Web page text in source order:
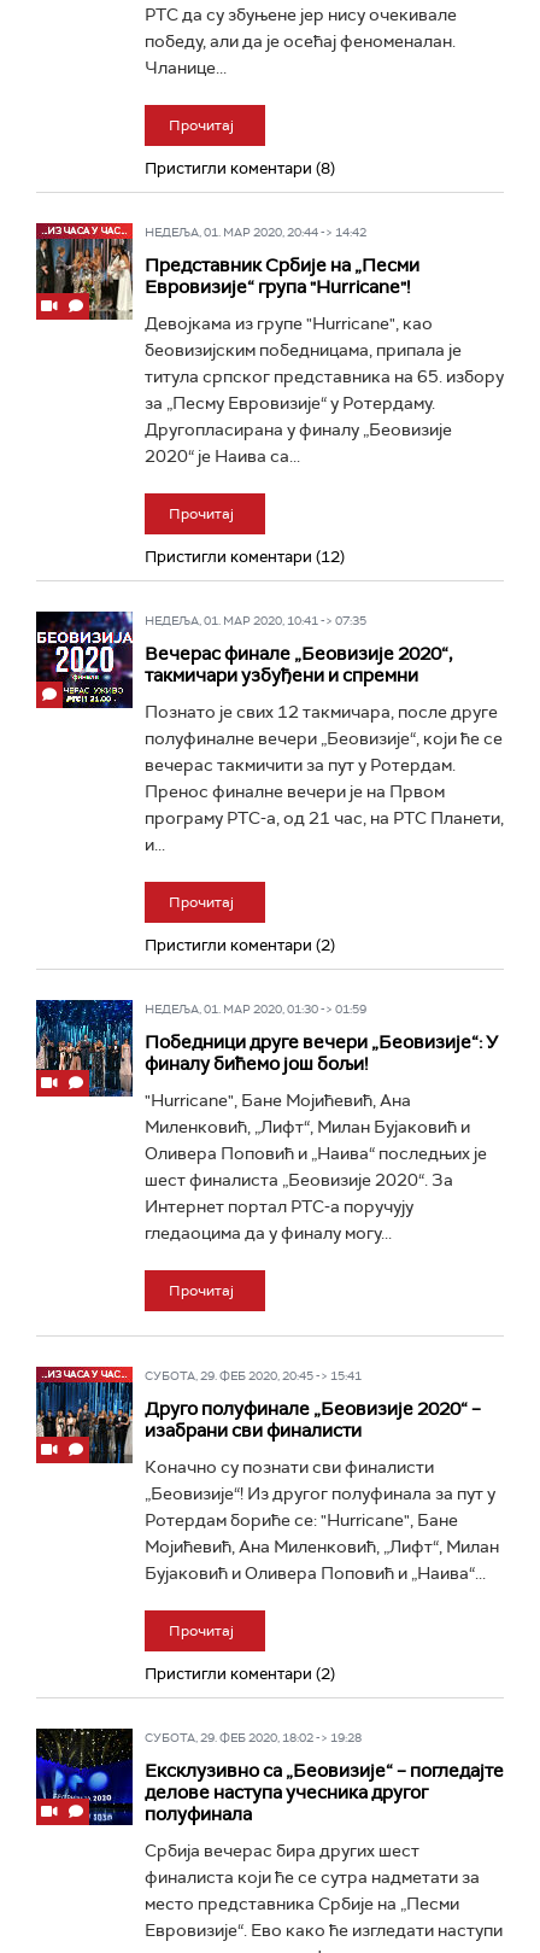
РТС да су збуњене јер нису очекивале
победу, али да је осећај феноменалан.
Чланице...
Прочитај
Пристигли коментари (8)
НЕДЕЉА, 01. МАР 2020, 20:44 -> 14:42
Представник Србије на „Песми
Евровизије“ група "Hurricane"!
Девојкама из групе "Hurricane", као
беовизијским победницама, припала је
титулa српског представника на 65. избору
за „Песму Евровизије“ у Ротердаму.
Другопласирана у финалу „Беовизије
2020“ је Наива са...
Прочитај
Пристигли коментари (12)
НЕДЕЉА, 01. МАР 2020, 10:41 -> 07:35
Вечерас финале „Беовизије 2020“,
такмичари узбуђени и спремни
Познато је свих 12 такмичара, после друге
полуфиналне вечери „Беовизије“, који ће се
вечерас такмичити за пут у Ротердам.
Пренос финалне вечери је на Првом
програму РТС-а, од 21 час, на РТС Планети,
и...
Прочитај
Пристигли коментари (2)
НЕДЕЉА, 01. МАР 2020, 01:30 -> 01:59
Победници друге вечери „Беовизије“: У
финалу бићемо још бољи!
"Hurricane", Бане Мојићевић, Ана
Миленковић, „Лифт“, Милан Бујаковић и
Оливера Поповић и „Наива“ последњих је
шест финалиста „Беовизије 2020“. За
Интернет портал РТС-а поручују
гледаоцима да у финалу могу...
Прочитај
СУБОТА, 29. ФЕБ 2020, 20:45 -> 15:41
Друго полуфинале „Беовизије 2020“ –
изабрани сви финалисти
Коначно су познати сви финалисти
„Беовизије“! Из другог полуфинала за пут у
Ротердам бориће се: "Hurricane", Бане
Мојићевић, Ана Миленковић, „Лифт“, Милан
Бујаковић и Оливера Поповић и „Наива“...
Прочитај
Пристигли коментари (2)
СУБОТА, 29. ФЕБ 2020, 18:02 -> 19:28
Ексклузивно са „Беовизије“ – погледајте
делове наступа учесника другог
полуфинала
Србија вечерас бира других шест
финалиста који ће се сутра надметати за
место представника Србије на „Песми
Евровизије“. Ево како ће изгледати наступи